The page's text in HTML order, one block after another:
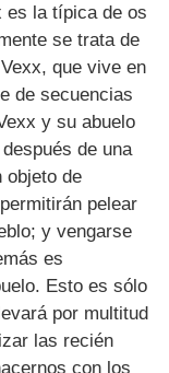
es la típica de os
se trata de
que vive en
de secuencias
y su abuelo
de una
objeto de
pelear
y vengarse
es
Esto es sólo
por multitud
las recién
con los